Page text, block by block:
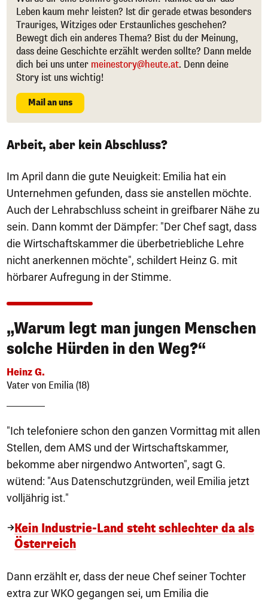
Leben kaum mehr leisten? Ist dir gerade etwas besonders
Trauriges, Witziges oder Erstaunliches geschehen?
Bewegt dich ein anderes Thema? Bist du der Meinung,
dass deine Geschichte erzählt werden sollte? Dann melde
dich bei uns unter meinestory@heute.at. Denn deine
Story ist uns wichtig!
Mail an uns
Arbeit, aber kein Abschluss?
Im April dann die gute Neuigkeit: Emilia hat ein
Unternehmen gefunden, dass sie anstellen möchte.
Auch der Lehrabschluss scheint in greifbarer Nähe zu
sein. Dann kommt der Dämpfer: "Der Chef sagt, dass
die Wirtschaftskammer die überbetriebliche Lehre
nicht anerkennen möchte", schildert Heinz G. mit
hörbarer Aufregung in der Stimme.
„Warum legt man jungen Menschen
solche Hürden in den Weg?“
Heinz G.
Vater von Emilia (18)
"Ich telefoniere schon den ganzen Vormittag mit allen
Stellen, dem AMS und der Wirtschaftskammer,
bekomme aber nirgendwo Antworten", sagt G.
wütend: "Aus Datenschutzgründen, weil Emilia jetzt
volljährig ist."
Kein Industrie-Land steht schlechter da als
Österreich
Dann erzählt er, dass der neue Chef seiner Tochter
extra zur WKO gegangen sei, um Emilia die